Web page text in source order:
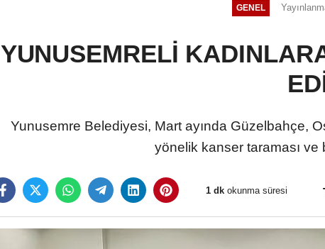
GENEL
YUNUSEMRELİ
Yunusemre Belediyesi, Mart ayında Güzelbahçe,
yönelik kanser taraması
1 dk okunma süresi